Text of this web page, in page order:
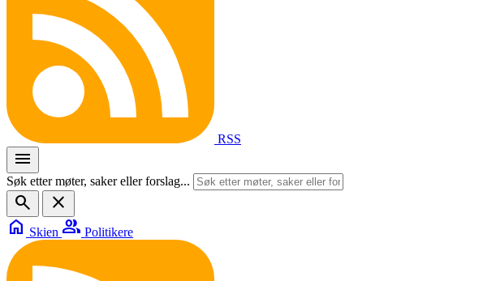
RSS
menu
Søk etter møter, saker eller forslag...
search
close
home Skien group Politikere